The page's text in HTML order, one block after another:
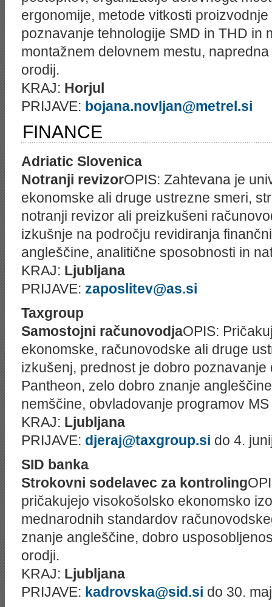
ergonomije, metode vitkosti
poznavanje tehnologije SMD in THD in
montažnem delovnem mestu,
orodij.
KRAJ: Horjul
PRIJAVE: bojana.novljan@metrel.si
FINANCE
Adriatic Slovenica
Notranji revizorOPIS: Zahtevana je
ekonomske ali druge ustrezne smeri,
notranji revizor ali preizkušeni
izkušnje na področju revidiranja
angleščine, analitične sposobnosti in
KRAJ: Ljubljana
PRIJAVE: zaposlitev@as.si
Taxgroup
Samostojni računovodjaOPIS:
ekonomske, računovodske ali druge
izkušenj, prednost je dobro poznavanje
Pantheon, zelo dobro znanje
nemščine, obvladovanje programov MS
KRAJ: Ljubljana
PRIJAVE: djeraj@taxgroup.si do 4.
SID banka
Strokovni sodelavec za kontroling
pričakujejo visokošolsko ekonomsko
mednarodnih standardov
znanje angleščine, dobro
orodji.
KRAJ: Ljubljana
PRIJAVE: kadrovska@sid.si do 30.